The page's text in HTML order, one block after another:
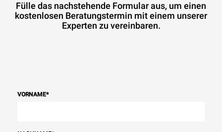
Fülle das nachstehende Formular aus, um einen
kostenlosen Beratungstermin mit einem unserer
Experten zu vereinbaren.
VORNAME*